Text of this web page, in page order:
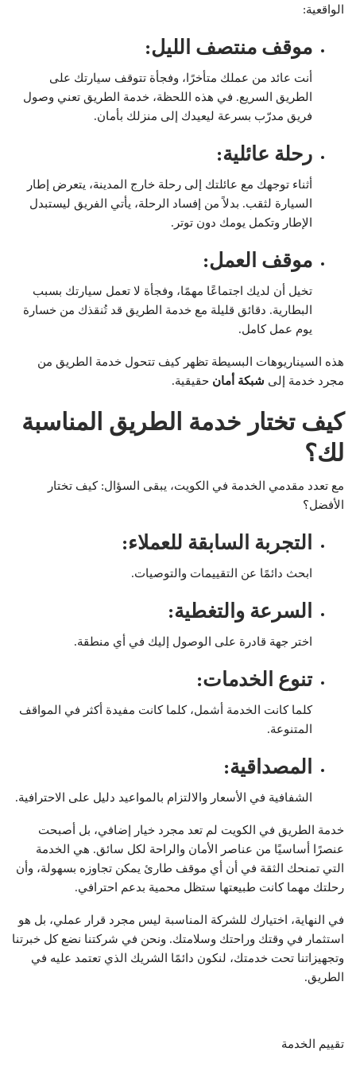
الواقعية:
موقف منتصف الليل:
أنت عائد من عملك متأخرًا، وفجأة تتوقف سيارتك على
الطريق السريع. في هذه اللحظة، خدمة الطريق تعني وصول
فريق مدرّب بسرعة ليعيدك إلى منزلك بأمان.
رحلة عائلية:
أثناء توجهك مع عائلتك إلى رحلة خارج المدينة، يتعرض إطار
السيارة لثقب. بدلاً من إفساد الرحلة، يأتي الفريق ليستبدل
الإطار وتكمل يومك دون توتر.
موقف العمل:
تخيل أن لديك اجتماعًا مهمًا، وفجأة لا تعمل سيارتك بسبب
البطارية. دقائق قليلة مع خدمة الطريق قد تُنقذك من خسارة
يوم عمل كامل.
هذه السيناريوهات البسيطة تظهر كيف تتحول خدمة الطريق من
مجرد خدمة إلى شبكة أمان حقيقية.
كيف تختار خدمة الطريق المناسبة
لك؟
مع تعدد مقدمي الخدمة في الكويت، يبقى السؤال: كيف تختار
الأفضل؟
التجربة السابقة للعملاء:
ابحث دائمًا عن التقييمات والتوصيات.
السرعة والتغطية:
اختر جهة قادرة على الوصول إليك في أي منطقة.
تنوع الخدمات:
كلما كانت الخدمة أشمل، كلما كانت مفيدة أكثر في المواقف
المتنوعة.
المصداقية:
الشفافية في الأسعار والالتزام بالمواعيد دليل على الاحترافية.
خدمة الطريق في الكويت لم تعد مجرد خيار إضافي، بل أصبحت
عنصرًا أساسيًا من عناصر الأمان والراحة لكل سائق. هي الخدمة
التي تمنحك الثقة في أن أي موقف طارئ يمكن تجاوزه بسهولة، وأن
رحلتك مهما كانت طبيعتها ستظل محمية بدعم احترافي.
في النهاية، اختيارك للشركة المناسبة ليس مجرد قرار عملي، بل هو
استثمار في وقتك وراحتك وسلامتك. ونحن في شركتنا نضع كل خبرتنا
وتجهيزاتنا تحت خدمتك، لنكون دائمًا الشريك الذي تعتمد عليه في
الطريق.
تقييم الخدمة